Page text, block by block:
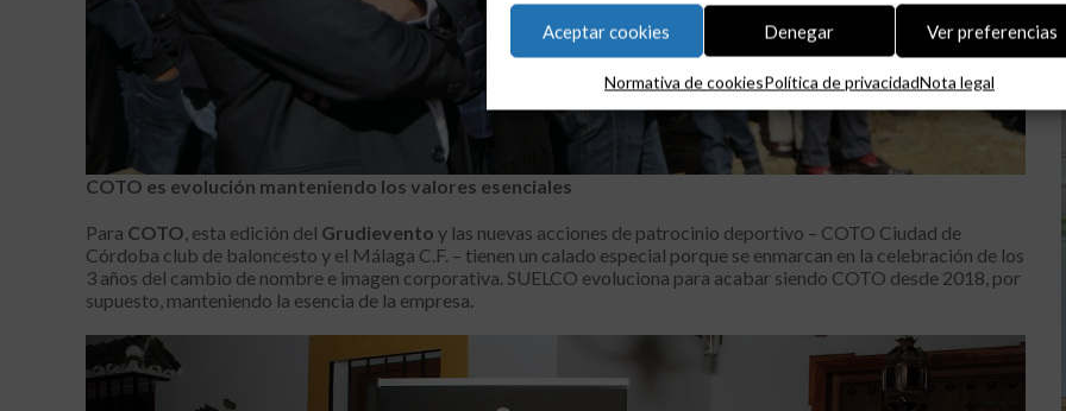
Aceptar cookies Denegar Ver preferencias
Normativa de cookiesPolítica de privacidadNota legal
COTO es evolución manteniendo los valores esenciales
Para COTO, esta edición del Grudievento y las nuevas acciones de patrocinio deportivo – COTO Ciudad de
Córdoba club de baloncesto y el Málaga C.F. – tienen un calado especial porque se enmarcan en la celebración de los
3 años del cambio de nombre e imagen corporativa. SUELCO evoluciona para acabar siendo COTO desde 2018, por
supuesto, manteniendo la esencia de la empresa.